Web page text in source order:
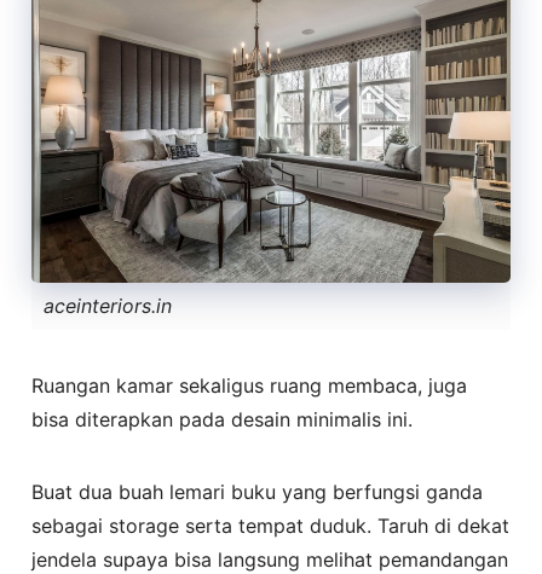
aceinteriors.in
Ruangan kamar sekaligus ruang membaca, juga
bisa diterapkan pada desain minimalis ini.
Buat dua buah lemari buku yang berfungsi ganda
sebagai storage serta tempat duduk. Taruh di dekat
jendela supaya bisa langsung melihat pemandangan